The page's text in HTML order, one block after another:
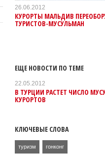
26.06.2012
КУРОРТЫ МАЛЬДИВ
ТУРИСТОВ-МУСУЛЬМАН
ЕЩЕ НОВОСТИ ПО ТЕМЕ
22.05.2012
В ТУРЦИИ РАСТЕТ ЧИСЛО
КУРОРТОВ
КЛЮЧЕВЫЕ СЛОВА
туризм гонконг